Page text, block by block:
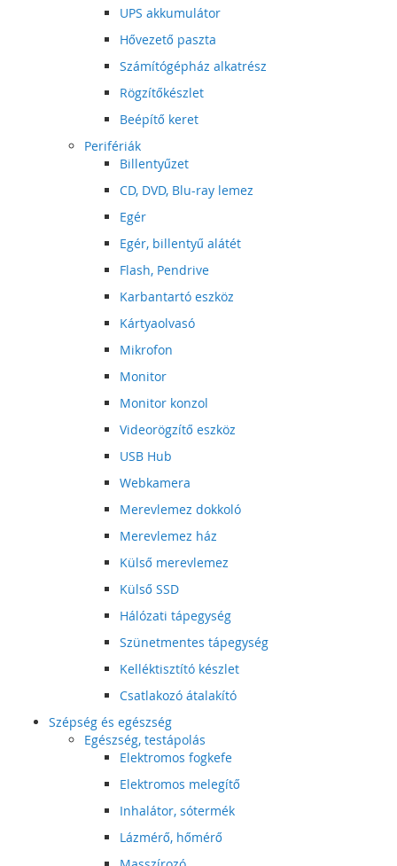
UPS akkumulátor
Hővezető paszta
Számítógépház alkatrész
Rögzítőkészlet
Beépítő keret
Perifériák
Billentyűzet
CD, DVD, Blu-ray lemez
Egér
Egér, billentyű alátét
Flash, Pendrive
Karbantartó eszköz
Kártyaolvasó
Mikrofon
Monitor
Monitor konzol
Videorögzítő eszköz
USB Hub
Webkamera
Merevlemez dokkoló
Merevlemez ház
Külső merevlemez
Külső SSD
Hálózati tápegység
Szünetmentes tápegység
Kelléktisztító készlet
Csatlakozó átalakító
Szépség és egészség
Egészség, testápolás
Elektromos fogkefe
Elektromos melegítő
Inhalátor, sótermék
Lázmérő, hőmérő